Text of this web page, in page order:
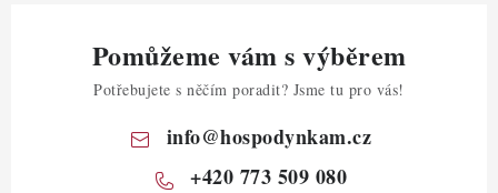
Pomůžeme vám s výběrem
Potřebujete s něčím poradit? Jsme tu pro vás!
info@hospodynkam.cz
+420 773 509 080